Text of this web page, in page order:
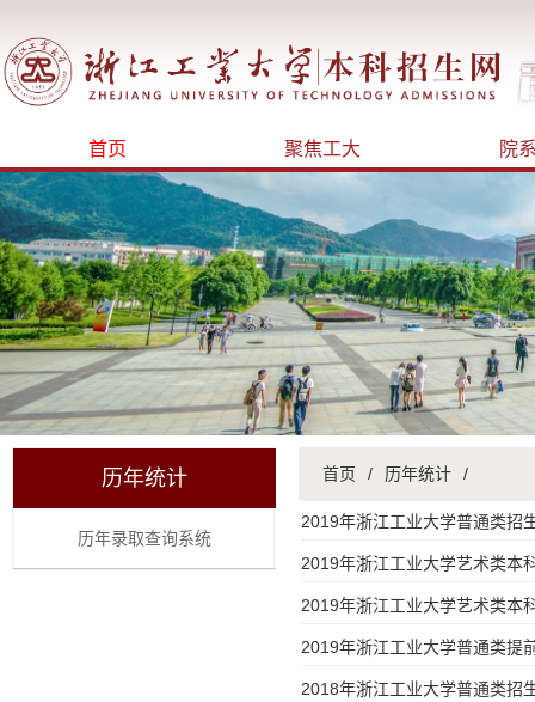
首页 聚焦工大 院
历年统计
历年录取查询系统
首页 / 历年统计 /
2019年浙江工业大学普通类招
2019年浙江工业大学艺术类本
2019年浙江工业大学艺术类本
2019年浙江工业大学普通类提
2018年浙江工业大学普通类招